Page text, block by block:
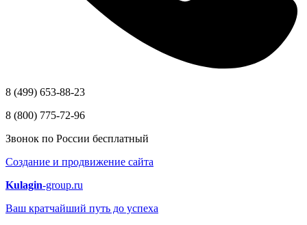
8 (499) 653-88-23
8 (800) 775-72-96
Звонок по России бесплатный
Создание и продвижение сайта
Kulagin-group.ru
Ваш кратчайший путь до успеха